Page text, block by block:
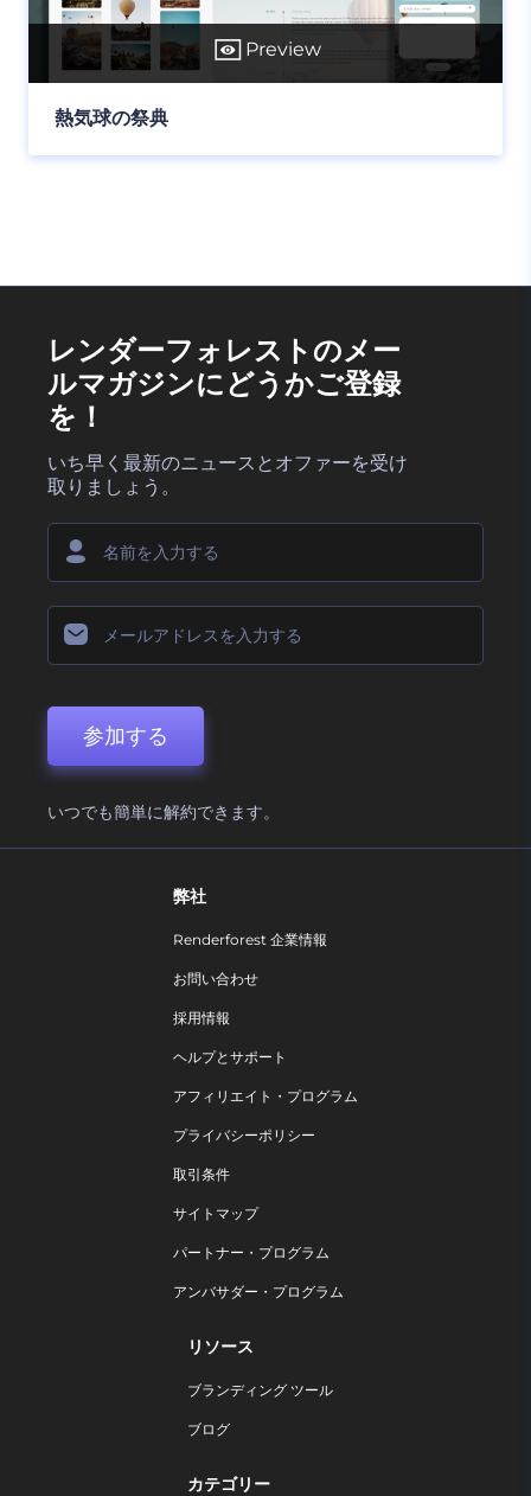
Preview
熱気球の祭典
レンダーフォレストのメー
ルマガジンにどうかご登録
を！
いち早く最新のニュースとオファーを受け
取りましょう。
参加する
いつでも簡単に解約できます。
弊社
Renderforest 企業情報
お問い合わせ
採用情報
ヘルプとサポート
アフィリエイト・プログラム
プライバシーポリシー
取引条件
サイトマップ
パートナー・プログラム
アンバサダー・プログラム
リソース
ブランディング ツール
ブログ
カテゴリー